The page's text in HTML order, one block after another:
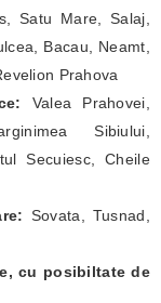
Satu Mare, Salaj,
Bacau, Neamt,
Prahova
Valea Prahovei,
Sibiului,
Secuiesc, Cheile
Sovata, Tusnad,
cu posibiltate de